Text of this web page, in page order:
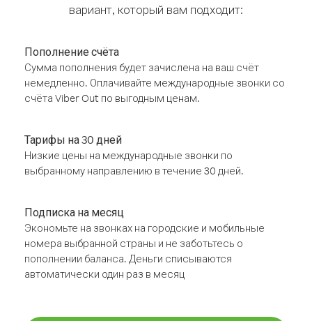
вариант, который вам подходит:
Пополнение счёта
Сумма пополнения будет зачислена на ваш счёт
немедленно. Оплачивайте международные звонки со
счёта Viber Out по выгодным ценам.
Тарифы на 30 дней
Низкие цены на международные звонки по
выбранному направлению в течение 30 дней.
Подписка на месяц
Экономьте на звонках на городские и мобильные
номера выбранной страны и не заботьтесь о
пополнении баланса. Деньги списываются
автоматически один раз в месяц